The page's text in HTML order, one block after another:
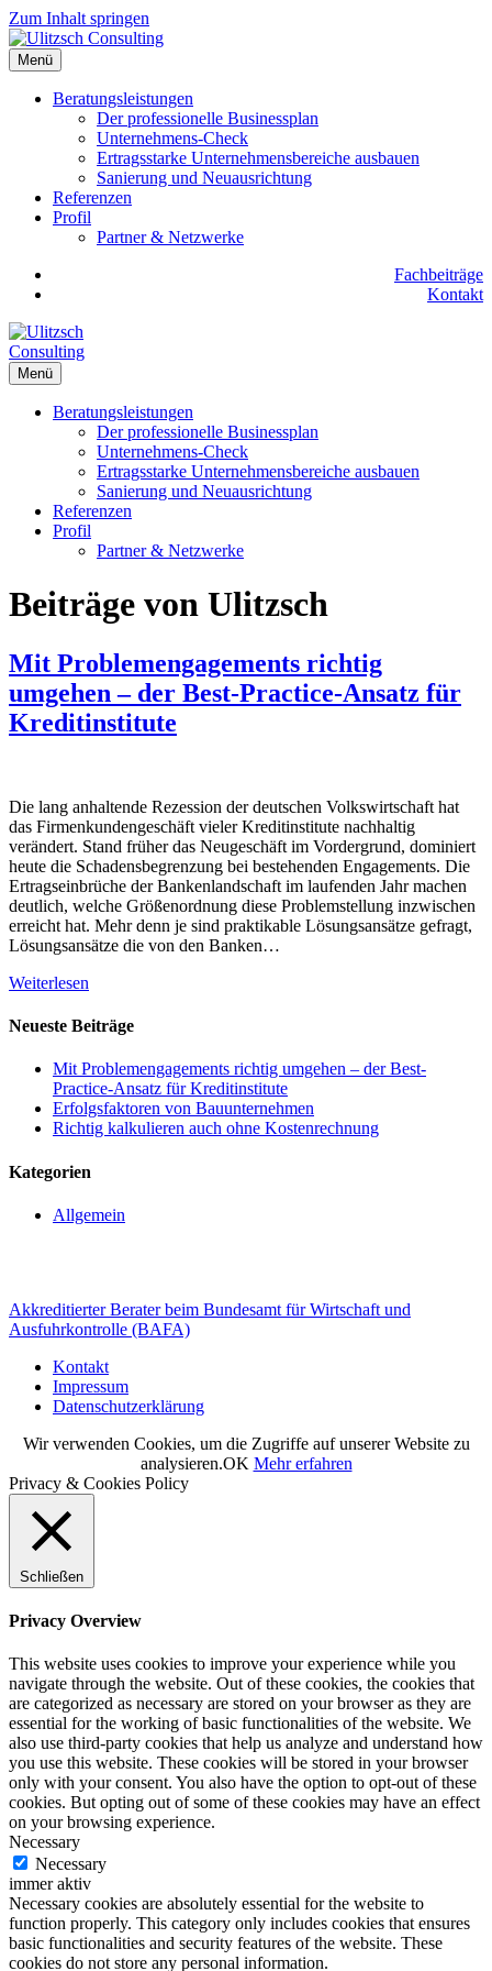
Zum Inhalt springen
Menü
Beratungsleistungen
Der professionelle Businessplan
Unternehmens-Check
Ertragsstarke Unternehmensbereiche ausbauen
Sanierung und Neuausrichtung
Referenzen
Profil
Partner & Netzwerke
Fachbeiträge
Kontakt
Menü
Beratungsleistungen
Der professionelle Businessplan
Unternehmens-Check
Ertragsstarke Unternehmensbereiche ausbauen
Sanierung und Neuausrichtung
Referenzen
Profil
Partner & Netzwerke
Beiträge von Ulitzsch
Mit Problemengagements richtig
umgehen – der Best-Practice-Ansatz für
Kreditinstitute
Die lang anhaltende Rezession der deutschen Volkswirtschaft hat
das Firmenkundengeschäft vieler Kreditinstitute nachhaltig
verändert. Stand früher das Neugeschäft im Vordergrund, dominiert
heute die Schadensbegrenzung bei bestehenden Engagements. Die
Ertragseinbrüche der Bankenlandschaft im laufenden Jahr machen
deutlich, welche Größenordnung diese Problemstellung inzwischen
erreicht hat. Mehr denn je sind praktikable Lösungsansätze gefragt,
Lösungsansätze die von den Banken…
Weiterlesen
Neueste Beiträge
Mit Problemengagements richtig umgehen – der Best-
Practice-Ansatz für Kreditinstitute
Erfolgsfaktoren von Bauunternehmen
Richtig kalkulieren auch ohne Kostenrechnung
Kategorien
Allgemein
Akkreditierter Berater beim Bundesamt für Wirtschaft und
Ausfuhrkontrolle (BAFA)
Kontakt
Impressum
Datenschutzerklärung
Wir verwenden Cookies, um die Zugriffe auf unserer Website zu
analysieren.OK Mehr erfahren
Privacy & Cookies Policy
Schließen
Privacy Overview
This website uses cookies to improve your experience while you
navigate through the website. Out of these cookies, the cookies that
are categorized as necessary are stored on your browser as they are
essential for the working of basic functionalities of the website. We
also use third-party cookies that help us analyze and understand how
you use this website. These cookies will be stored in your browser
only with your consent. You also have the option to opt-out of these
cookies. But opting out of some of these cookies may have an effect
on your browsing experience.
Necessary
Necessary
immer aktiv
Necessary cookies are absolutely essential for the website to
function properly. This category only includes cookies that ensures
basic functionalities and security features of the website. These
cookies do not store any personal information.